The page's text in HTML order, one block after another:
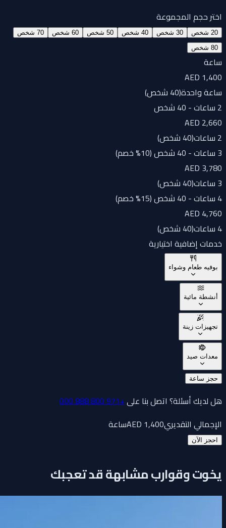
اختر حجم المجموعة
20 شخص 30 شخص 40 شخص 50 شخص 60 شخص
70 شخص
80 شخص
ساعة
AED 1,400
ساعة واحدة(40 شخص
AED 2,660
(40 شخص
AED 3,780
(40 شخص
4 ساعات - 40 شخص (15% خصم)
AED 4,760
4 ساعات
(40 شخص
خدمات إضافية اختيارية
بوفيه طعام وشواء
أنشطة مائية
تجهيزات زينة
معدات صيد
حجز ساعة
هل لديك أسئلة؟ اتصل بنا على +971 800 888 000
الإجمالي التقديري
AED1,400 ساعة
احجز الآن
يخوت وقوارب مشابهة قد تعجبك